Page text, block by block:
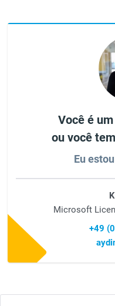
Você é
ou você
Eu
Microsoft
+49